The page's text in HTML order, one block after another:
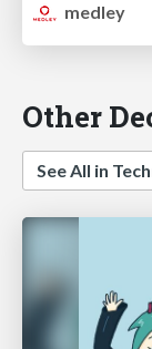
medley
Other
See All in